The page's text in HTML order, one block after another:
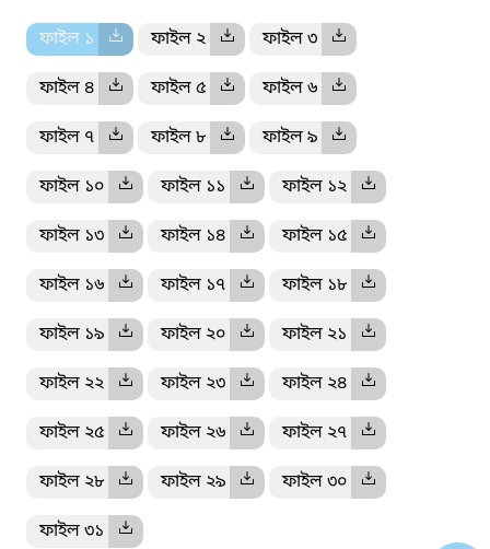
ফাইল ১ ফাইল ২ ফাইল ৩
ফাইল ৪ ফাইল ৫ ফাইল ৬
ফাইল ৭ ফাইল ৮ ফাইল ৯
ফাইল ১০ ফাইল ১১ ফাইল ১২
ফাইল ১৩ ফাইল ১৪ ফাইল ১৫
ফাইল ১৬ ফাইল ১৭ ফাইল ১৮
ফাইল ১৯ ফাইল ২০ ফাইল ২১
ফাইল ২২ ফাইল ২৩ ফাইল ২৪
ফাইল ২৫ ফাইল ২৬ ফাইল ২৭
ফাইল ২৮ ফাইল ২৯ ফাইল ৩০
ফাইল ৩১